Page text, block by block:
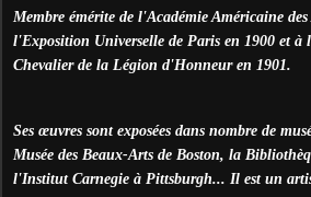
Membre émérite de l'Académie Américaine
l'Exposition Universelle de Paris en 1900 et
Chevalier de la Légion d'Honneur en 1901.
Ses œuvres sont exposées dans nombre de
Musée des Beaux-Arts de Boston, la
l'Institut Carnegie à Pittsburgh... Il est un